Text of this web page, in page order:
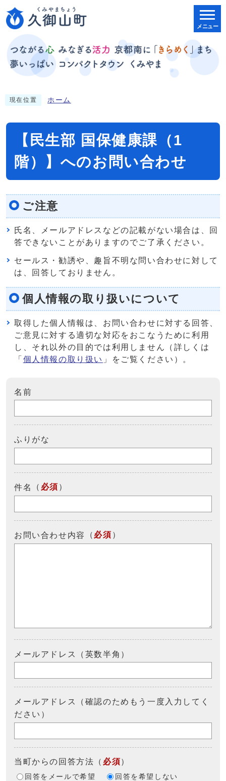
メニュー
現在位置 ホーム
【民生部 国保健康課（1
階）】へのお問い合わせ
ご注意
氏名、メールアドレスなどの記載がない場合は、回
答できないことがありますのでご了承ください。
セールス・勧誘や、趣旨不明な問い合わせに対して
は、回答しておりません。
個人情報の取り扱いについて
取得した個人情報は、お問い合わせに対する回答、
ご意見に対する適切な対応をおこなうために利用
し、それ以外の目的では利用しません（詳しくは
「 個人情報の取り扱い 」をご覧ください）。
名前
ふりがな
件名 （ 必須 ）
お問い合わせ内容 （ 必須 ）
メールアドレス（英数半角）
メールアドレス（確認のためもう一度入力してく
ださい）
当町からの回答方法 （ 必須）
回答をメールで希望 回答を希望しない